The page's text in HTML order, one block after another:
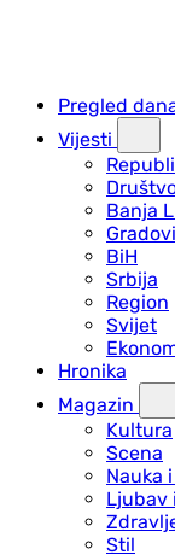
Pregled
Vijesti
Banja
BiH
Srbija
Region
Svijet
Hronika
Magazin
Kultura
Scena
Nauka
Ljubav
Stil